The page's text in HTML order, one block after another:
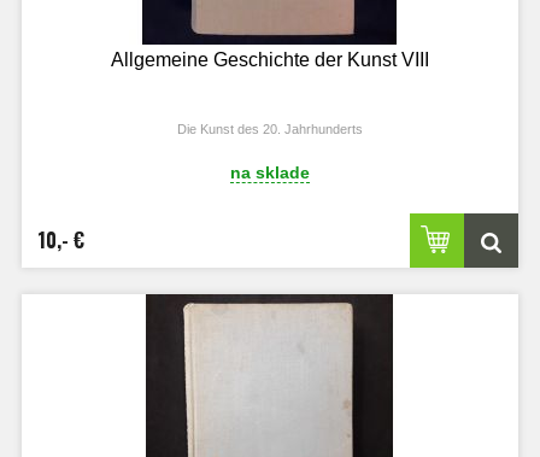
Allgemeine Geschichte der Kunst VIII
Die Kunst des 20. Jahrhunderts
na sklade
10,- €